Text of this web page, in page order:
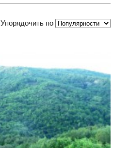
Упорядочить по